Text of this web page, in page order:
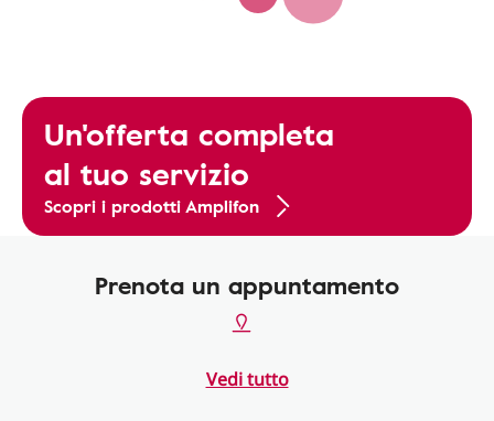
Un'offerta completa
al tuo servizio
Scopri i prodotti Amplifon
Prenota un appuntamento
Vedi tutto